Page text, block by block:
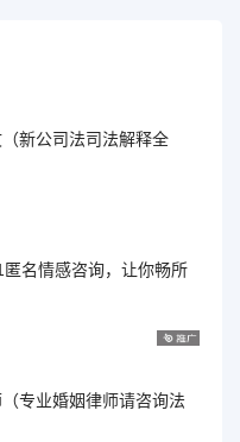
新公司法司法解释全
名情感咨询，让你畅所
专业婚姻律师请咨询法